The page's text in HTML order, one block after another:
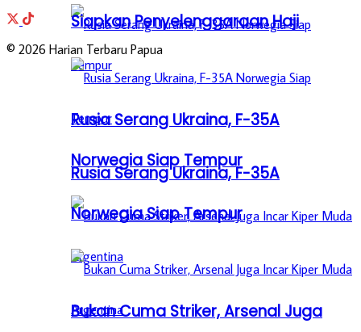
Rusia Serang Ukraina, F-35A
Norwegia Siap Tempur
Bukan Cuma Striker, Arsenal Juga
Siapkan Penyelenggaraan Haji
Rusia Serang Ukraina, F-35A
Norwegia Siap Tempur
© 2026 Harian Terbaru Papua